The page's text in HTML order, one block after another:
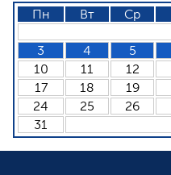
Пн Вт Ср
3
4 5
10
11 12
17
18 19
24
25 26
31